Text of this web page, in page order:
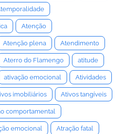
Atenção
Atenção plena Atendimento
Aterro do Flamengo atitude
ativação emocional Atividades
imobiliários Ativos tangíveis
comportamental
emocional Atração fatal